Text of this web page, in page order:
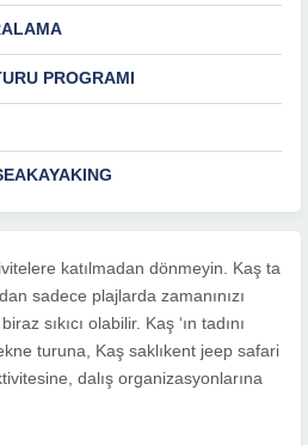
PROGRAMI
katılmadan dönmeyin. Kaş ta
sadece plajlarda zamanınızı
sıkıcı olabilir. Kaş ‘ın tadını
turuna, Kaş saklıkent jeep safari
dalış organizasyonlarına